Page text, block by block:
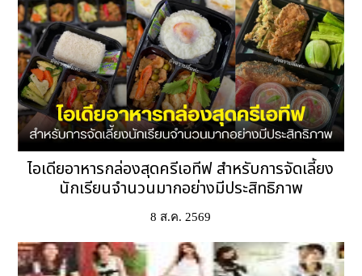
ไอเดียอาหารกล่องสุดครีเอทีฟ สำหรับการจัดเลี้ยง
นักเรียนจำนวนมากอย่างมีประสิทธิภาพ
8 ส.ค. 2569